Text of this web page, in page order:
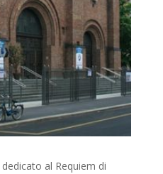
al Requiem di